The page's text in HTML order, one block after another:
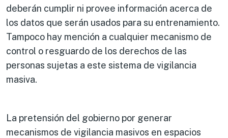
deberán cumplir ni provee información acerca de
los datos que serán usados para su entrenamiento.
Tampoco hay mención a cualquier mecanismo de
control o resguardo de los derechos de las
personas sujetas a este sistema de vigilancia
masiva.
La pretensión del gobierno por generar
mecanismos de vigilancia masivos en espacios